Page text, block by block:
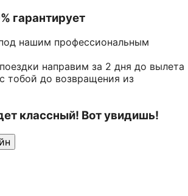
гарантирует
нашим профессиональным
направим за 2 дня до вылета
тобой до возвращения из
классный! Вот увидишь!